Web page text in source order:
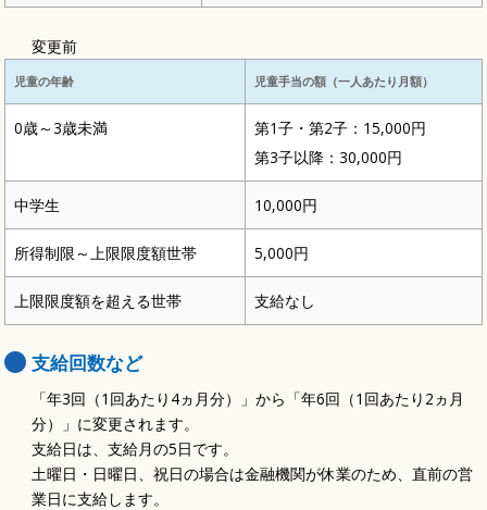
変更前
児童の年齢 児童手当の額（一人あたり月額）
0歳～3歳未満
第1子・第2子：15,000円
第3子以降：30,000円
中学生 10,000円
所得制限～上限限度額世帯 5,000円
上限限度額を超える世帯 支給なし
支給回数など
「年3回（1回あたり4ヵ月分）」から「年6回（1回あたり2ヵ月
分）」に変更されます。
支給日は、支給月の5日です。
土曜日・日曜日、祝日の場合は金融機関が休業のため、直前の営
業日に支給します。